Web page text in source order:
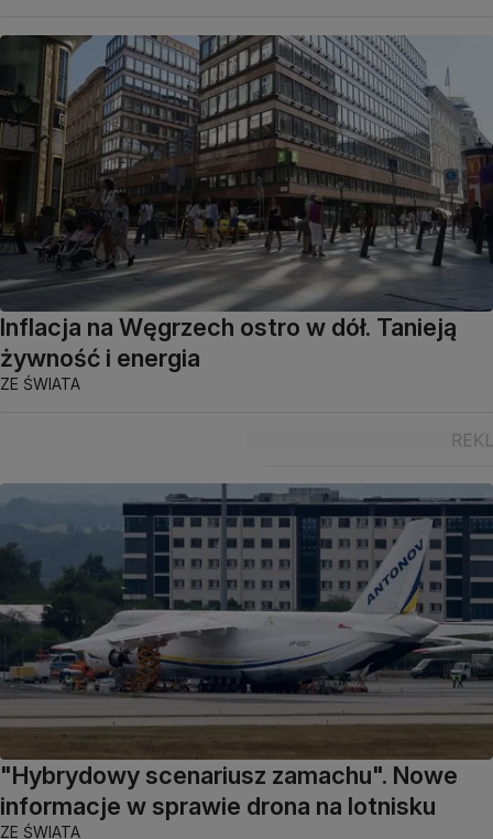
Inflacja na Węgrzech ostro w dół. Tanieją
żywność i energia
ZE ŚWIATA
"Hybrydowy scenariusz zamachu". Nowe
informacje w sprawie drona na lotnisku
ZE ŚWIATA